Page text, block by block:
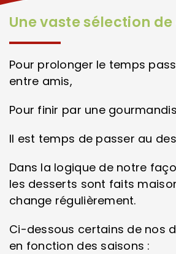
Une vaste sélection
Pour prolonger le temps
entre amis,
Pour finir par une
Il est temps de passer au
Dans la logique de notre
les desserts sont faits
change régulièrement.
Ci-dessous certains de nos
en fonction des saisons :